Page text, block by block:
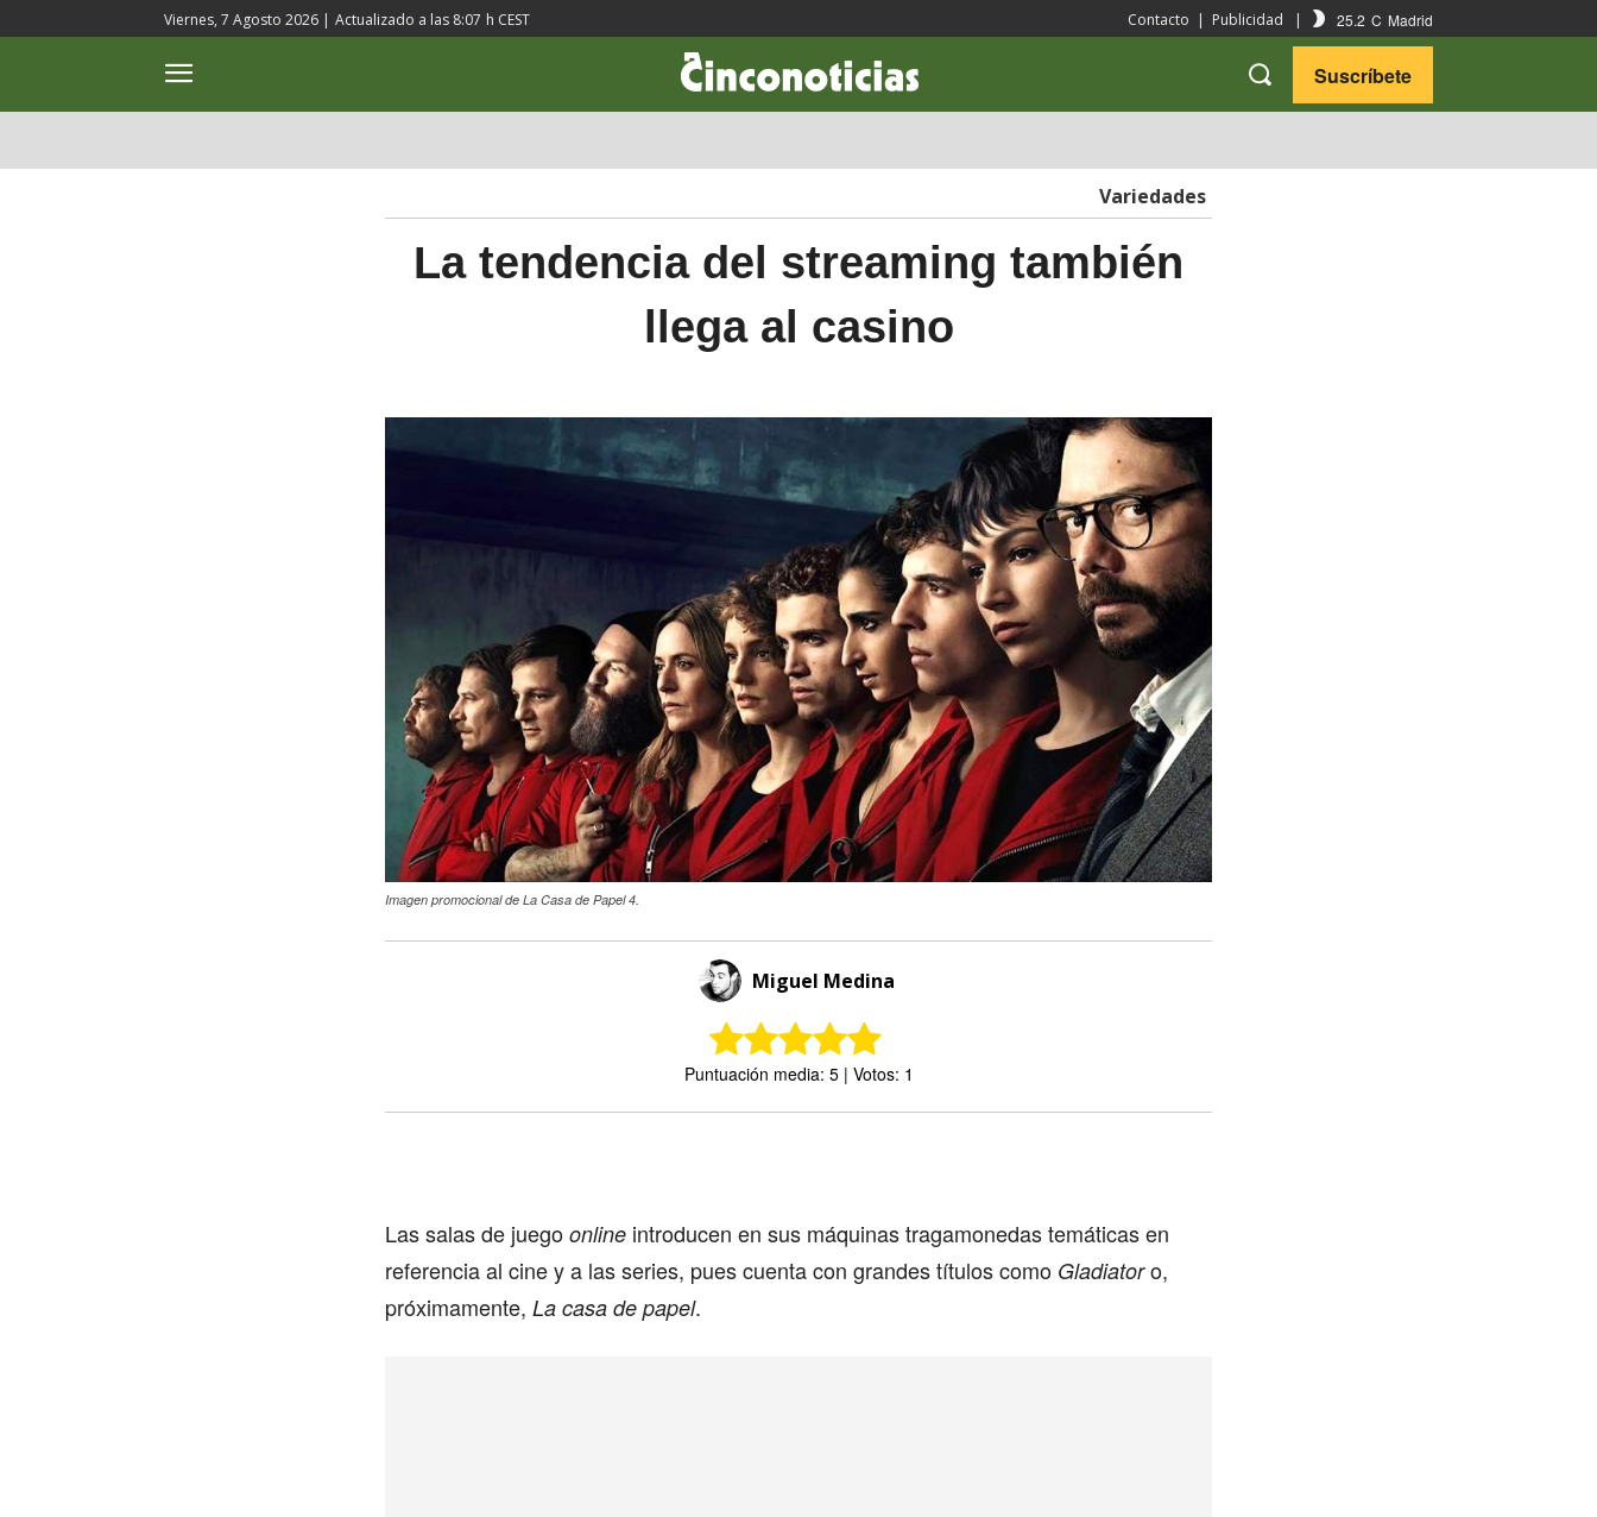
Viernes, 7 Agosto 2026 | Actualizado a las 8:07 h CEST Contacto | Publicidad | 25.2 C Madrid
Suscríbete
Variedades
La tendencia del streaming también
llega al casino
Imagen promocional de La Casa de Papel 4.
Miguel Medina
Puntuación media: 5 | Votos: 1
Las salas de juego online introducen en sus máquinas tragamonedas temáticas en
referencia al cine y a las series, pues cuenta con grandes títulos como Gladiatoro,
próximamente, La casa de papel.